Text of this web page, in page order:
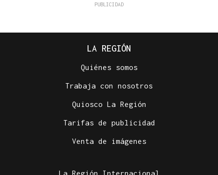
LA REGIÓN
Quiénes somos
Trabaja con nosotros
Quiosco La Región
Tarifas de publicidad
Venta de imágenes
La Región Internacional